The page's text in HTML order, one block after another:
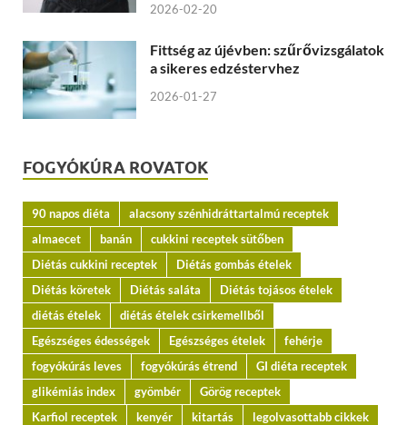
2026-02-20
Fittség az újévben: szűrővizsgálatok
a sikeres edzéstervhez
2026-01-27
FOGYÓKÚRA ROVATOK
90 napos diéta
alacsony szénhidráttartalmú receptek
almaecet
banán
cukkini receptek sütőben
Diétás cukkini receptek
Diétás gombás ételek
Diétás köretek
Diétás saláta
Diétás tojásos ételek
diétás ételek
diétás ételek csirkemellből
Egészséges édességek
Egészséges ételek
fehérje
fogyókúrás leves
fogyókúrás étrend
GI diéta receptek
glikémiás index
gyömbér
Görög receptek
Karfiol receptek
kenyér kitartás
legolvasottabb cikkek